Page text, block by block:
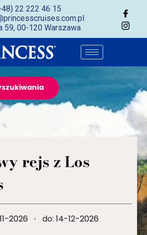
22 222 46 15
59, 00-120 Warszawa
rejs z Los
2026 · do: 14-12-2026